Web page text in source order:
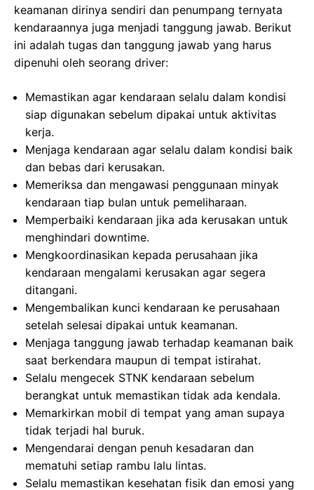
keamanan dirinya sendiri dan penumpang ternyata
kendaraannya juga menjadi tanggung jawab. Berikut
ini adalah tugas dan tanggung jawab yang harus
dipenuhi oleh seorang driver:
Memastikan agar kendaraan selalu dalam kondisi
siap digunakan sebelum dipakai untuk aktivitas
kerja.
Menjaga kendaraan agar selalu dalam kondisi baik
dan bebas dari kerusakan.
Memeriksa dan mengawasi penggunaan minyak
kendaraan tiap bulan untuk pemeliharaan.
Memperbaiki kendaraan jika ada kerusakan untuk
menghindari downtime.
Mengkoordinasikan kepada perusahaan jika
kendaraan mengalami kerusakan agar segera
ditangani.
Mengembalikan kunci kendaraan ke perusahaan
setelah selesai dipakai untuk keamanan.
Menjaga tanggung jawab terhadap keamanan baik
saat berkendara maupun di tempat istirahat.
Selalu mengecek STNK kendaraan sebelum
berangkat untuk memastikan tidak ada kendala.
Memarkirkan mobil di tempat yang aman supaya
tidak terjadi hal buruk.
Mengendarai dengan penuh kesadaran dan
mematuhi setiap rambu lalu lintas.
Selalu memastikan kesehatan fisik dan emosi yang